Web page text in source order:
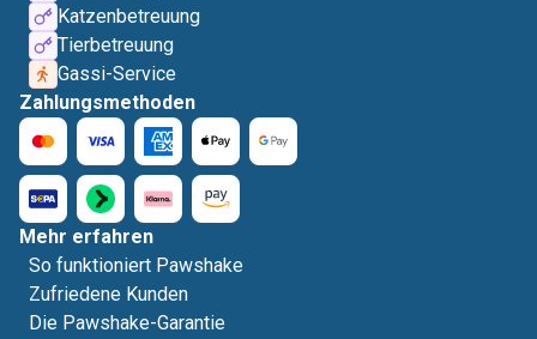
Katzenbetreuung
Tierbetreuung
Gassi-Service
Zahlungsmethoden
Mehr erfahren
So funktioniert Pawshake
Zufriedene Kunden
Die Pawshake-Garantie